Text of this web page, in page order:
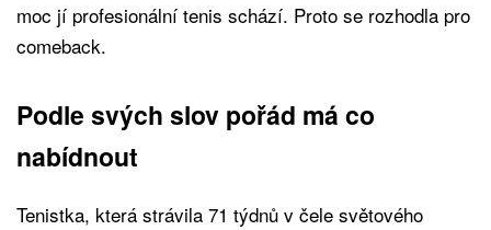
moc jí profesionální tenis schází. Proto se rozhodla pro
comeback.
Podle svých slov pořád má co
nabídnout
Tenistka, která strávila 71 týdnů v čele světového